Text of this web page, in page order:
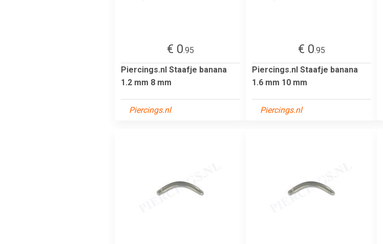
€ 0.95
Piercings.nl Staafje banana
1.2 mm 8 mm
Piercings.nl
€ 0.95
Piercings.nl Staafje banana
1.6 mm 10 mm
Piercings.nl